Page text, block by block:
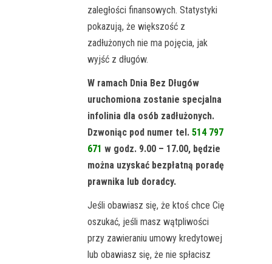
zaległości finansowych. Statystyki
pokazują, że większość z
zadłużonych nie ma pojęcia, jak
wyjść z długów.
W ramach Dnia Bez Długów
uruchomiona zostanie specjalna
infolinia dla osób zadłużonych.
Dzwoniąc pod numer tel. 514 797
671 w godz. 9.00 – 17.00, będzie
można uzyskać bezpłatną poradę
prawnika lub doradcy.
Jeśli obawiasz się, że ktoś chce Cię
oszukać, jeśli masz wątpliwości
przy zawieraniu umowy kredytowej
lub obawiasz się, że nie spłacisz